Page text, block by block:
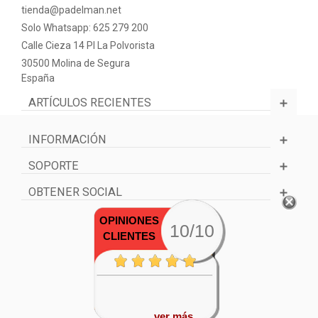
jugadores, ya que siempre viene bien ahorrarnos un poco de
dinero y conseguir materiales de alta calidad. En tu tienda de
confianzaPadelman.
tienda@padelman.net
Solo Whatsapp: 625 279 200
Calle Cieza 14 PI La Polvorista
30500 Molina de Segura
España
ARTÍCULOS RECIENTES
INFORMACIÓN
SOPORTE
OBTENER SOCIAL
OPINIONES
CLIENTES
10/10